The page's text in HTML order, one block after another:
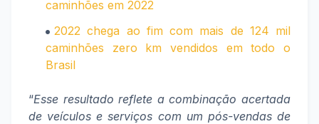
caminhões em 2022
2022 chega ao fim com mais de 124 mil
caminhões zero km vendidos em todo o
Brasil
“Esse resultado reflete a combinação acertada
de veículos e serviços com um pós-vendas de